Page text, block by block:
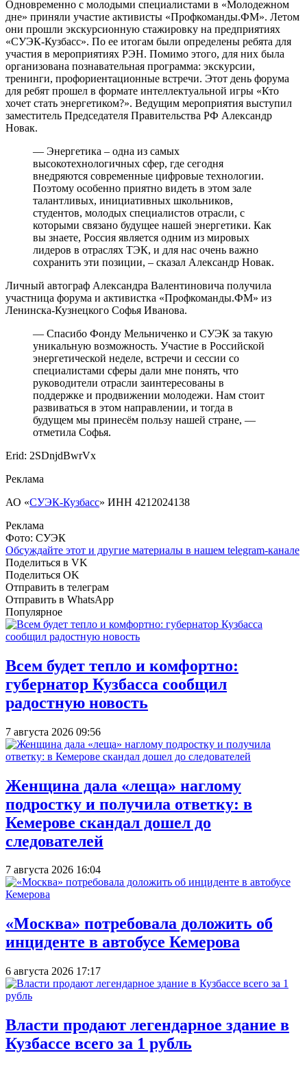
Одновременно с молодыми специалистами в «Молодежном
дне» приняли участие активисты «Профкоманды.ФМ». Летом
они прошли экскурсионную стажировку на предприятиях
«СУЭК-Кузбасс». По ее итогам были определены ребята для
участия в мероприятиях РЭН. Помимо этого, для них была
организована познавательная программа: экскурсии,
тренинги, профориентационные встречи. Этот день форума
для ребят прошел в формате интеллектуальной игры «Кто
хочет стать энергетиком?». Ведущим мероприятия выступил
заместитель Председателя Правительства РФ Александр
Новак.
— Энергетика – одна из самых
высокотехнологичных сфер, где сегодня
внедряются современные цифровые технологии.
Поэтому особенно приятно видеть в этом зале
талантливых, инициативных школьников,
студентов, молодых специалистов отрасли, с
которыми связано будущее нашей энергетики. Как
вы знаете, Россия является одним из мировых
лидеров в отраслях ТЭК, и для нас очень важно
сохранить эти позиции, – сказал Александр Новак.
Личный автограф Александра Валентиновича получила
участница форума и активистка «Профкоманды.ФМ» из
Ленинска-Кузнецкого Софья Иванова.
— Спасибо Фонду Мельниченко и СУЭК за такую
уникальную возможность. Участие в Российской
энергетической неделе, встречи и сессии со
специалистами сферы дали мне понять, что
руководители отрасли заинтересованы в
поддержке и продвижении молодежи. Нам стоит
развиваться в этом направлении, и тогда в
будущем мы принесём пользу нашей стране, —
отметила Софья.
Erid: 2SDnjdBwrVx
Реклама
АО «СУЭК-Кузбасс» ИНН 4212024138
Реклама
Фото: СУЭК
Обсуждайте этот и другие материалы в нашем telegram-канале
Поделиться в VK
Поделиться OK
Отправить в телеграм
Отправить в WhatsApp
Популярное
Всем будет тепло и комфортно:
губернатор Кузбасса сообщил
радостную новость
7 августа 2026 09:56
Женщина дала «леща» наглому
подростку и получила ответку: в
Кемерове скандал дошел до
следователей
7 августа 2026 16:04
«Москва» потребовала доложить об
инциденте в автобусе Кемерова
6 августа 2026 17:17
Власти продают легендарное здание в
Кузбассе всего за 1 рубль